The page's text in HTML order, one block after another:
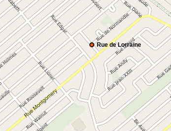
Rue de Lorraine